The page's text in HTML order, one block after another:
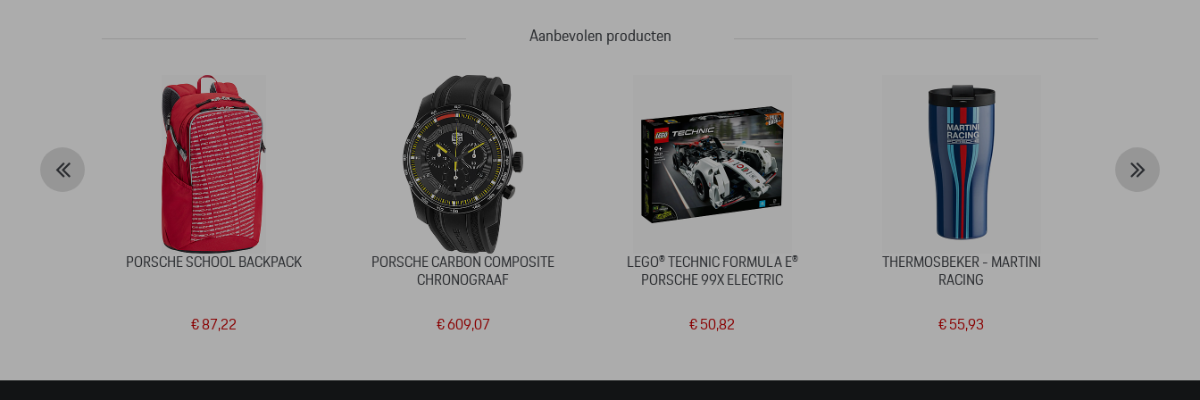
Aanbevolen producten
PORSCHE SCHOOL BACKPACK
€ 87,22
PORSCHE CARBON COMPOSITE
CHRONOGRAAF
€ 609,07
LEGO® TECHNIC FORMULA E®
PORSCHE 99X ELECTRIC
€ 50,82
THERMOSBEKER - MARTINI
RACING
€ 55,93